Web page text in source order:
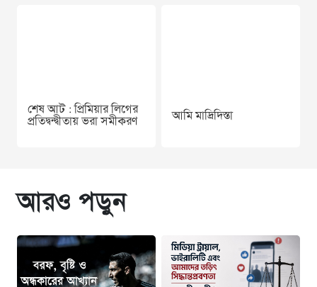
শেষ আট : প্রিমিয়ার লিগের
প্রতিদ্বন্দ্বীতায় ভরা সমীকরণ
আমি মাদ্রিদিস্তা
আরও পড়ুন